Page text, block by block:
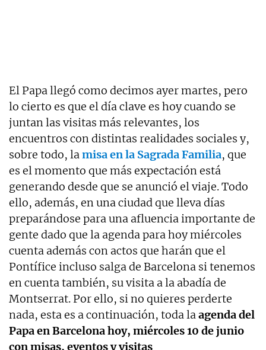
El Papa llegó como decimos ayer martes, pero
lo cierto es que el día clave es hoy cuando se
juntan las visitas más relevantes, los
encuentros con distintas realidades sociales y,
sobre todo, lamisa en la Sagrada Familia, que
es el momento que más expectación está
generando desde que se anunció el viaje. Todo
ello, además, en una ciudad que lleva días
preparándose para una afluencia importante de
gente dado que la agenda para hoy miércoles
cuenta además con actos que harán que el
Pontífice incluso salga de Barcelona si tenemos
en cuenta también, su visita a la abadía de
Montserrat. Por ello, si no quieres perderte
nada, esta es a continuación, toda laagenda del
Papa en Barcelona hoy, miércoles 10 de junio
con misas, eventos y visitas